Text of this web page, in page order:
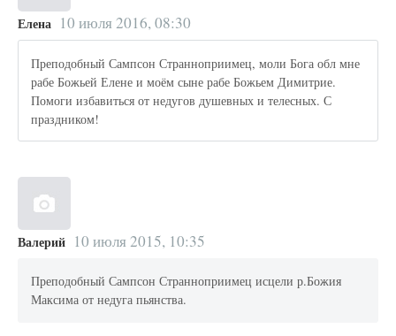
Елена 10 июля 2016, 08:30
Преподобный Сампсон Странноприимец, моли Бога обл мне
рабе Божьей Елене и моём сыне рабе Божьем Димитрие.
Помоги избавиться от недугов душевных и телесных. С
праздником!
Валерий 10 июля 2015, 10:35
Преподобный Сампсон Странноприимец исцели р.Божия
Максима от недуга пьянства.